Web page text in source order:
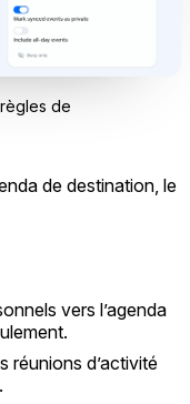
de
de destination, le
vers l’agenda
réunions d’activité